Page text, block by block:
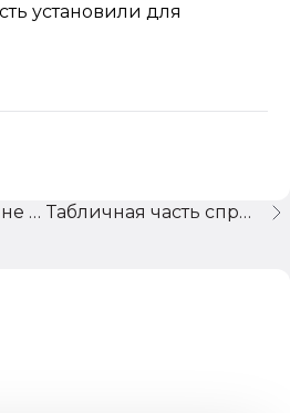
установили для
Табличная часть справочника 1с:8
ЗиК 7.7 релиз 285, не выбирает уволенных